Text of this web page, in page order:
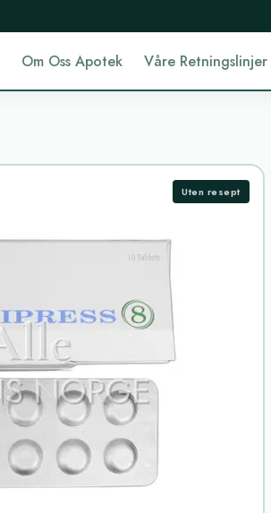
Om Oss Apotek Våre Retningslinjer
Uten resept